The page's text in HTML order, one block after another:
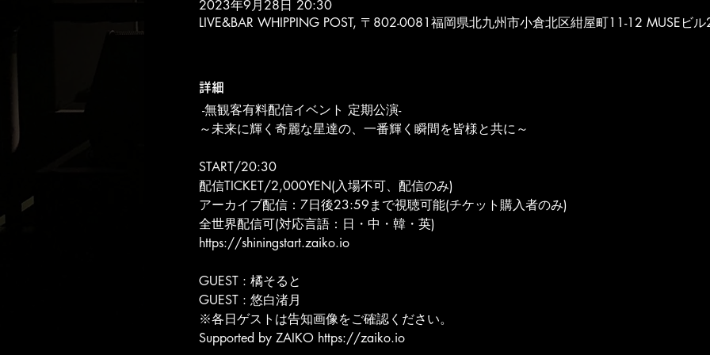
2023年9月28日 20:30
LIVE&BAR WHIPPING POST, 〒802-0081福岡県北九州市小倉北区紺屋町11-12 MUSEビル
詳細
-無観客有料配信イベント 定期公演-
～未来に輝く奇麗な星達の、一番輝く瞬間を皆様と共に～
START/20:30
配信TICKET/2,000YEN(入場不可、配信のみ)
アーカイブ配信：7日後23:59まで視聴可能(チケット購入者のみ)
全世界配信可(対応言語：日・中・韓・英)
https://shiningstart.zaiko.io
GUEST : 橘そると
GUEST : 悠白渚月
※各日ゲストは告知画像をご確認ください。
Supported by ZAIKO https://zaiko.io